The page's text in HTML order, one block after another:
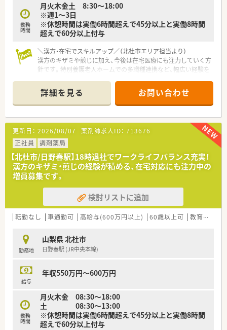
勤務
時間
月火木金土 8:30～18:00
※週1～3日
※休憩時間は実働6時間超えで45分以上と実働8時間
超えで60分以上付与
＼漢方・在宅でスキルアップ／（北杜市エリア担当より）
漢方のキザミや煎じに加え、今後は在宅医療にも注力していく方
針です。特別養護老人ホームでの多職種連携など、幅広い経験を
【店舗情報と応需状況について】
■日野春駅から車で9分ほどの場所に位置し、漢方や内科を中心
に応需している地域密着型の調剤薬局です。
■1日あたり40枚から50枚ほどの処方箋を受け付けており、約
1200品目の幅広い医薬品を取り扱っています。
■漢方のキザミや煎じなどの専門的な調剤も行っており、他では
なかなか得られない貴重な経験を積める環境です。
【法人特徴について】
■山梨県内において地域密着型の調剤薬局を3店舗展開してお
り、地元の方々の健康を幅広く支えております。
■従業員一人ひとりに寄り添った温かい経営方針を掲げている
ため、非常に風通しが良く働きやすい環境です。
■どの店舗においても多めの人員配置を実施しており、スタッフ
【職場環境と雰囲気】
■薬剤師は正社員2名とパート5名が在籍しており、常時2名から
■事務スタッフも2名配置されているため、薬剤師が調剤や服薬
指導といった本来の業務に専念しやすい環境です。
職される方もすぐに馴染める温かい雰囲気です。
詳細を見る お問い合わせ
更新日： 2026/08/07 薬剤師求人ID： 713676
正社員
調剤薬局
【北杜市/日野春駅】18時退社でワークライフバランス充実！
漢方のキザミ・煎じの経験が積める、在宅対応にも注力中の
増員募集です。
検討リストに追加
転勤なし 車通勤可 高給与(600万円以上) 60歳以上可 教育制度あり
勤務地
山梨県 北杜市
日野春駅 (JR中央本線)
給与
年収550万円～600万円
勤務
時間
月火木金 08:30〜18:00
土 08:30〜13:00
※休憩時間は実働6時間超えで45分以上と実働8時間
超えで60分以上付与